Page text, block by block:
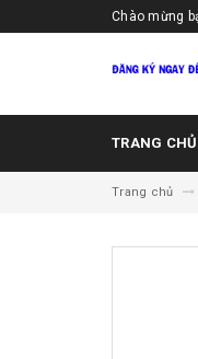
Chào mừng
TRANG CHỦ
Trang chủ